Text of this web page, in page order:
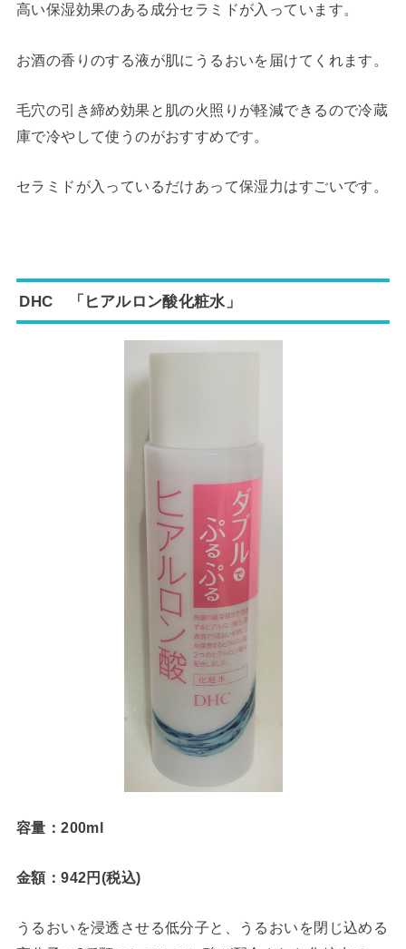
高い保湿効果のある成分セラミドが入っています。
お酒の香りのする液が肌にうるおいを届けてくれます。
毛穴の引き締め効果と肌の火照りが軽減できるので冷蔵
庫で冷やして使うのがおすすめです。
セラミドが入っているだけあって保湿力はすごいです。
DHC 「ヒアルロン酸化粧水」
容量：200ml
金額：942円(税込)
うるおいを浸透させる低分子と、うるおいを閉じ込める